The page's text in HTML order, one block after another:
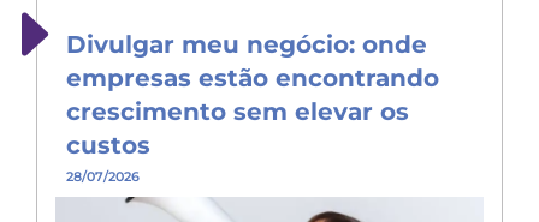
Divulgar meu negócio: onde
empresas estão encontrando
crescimento sem elevar os
custos
28/07/2026